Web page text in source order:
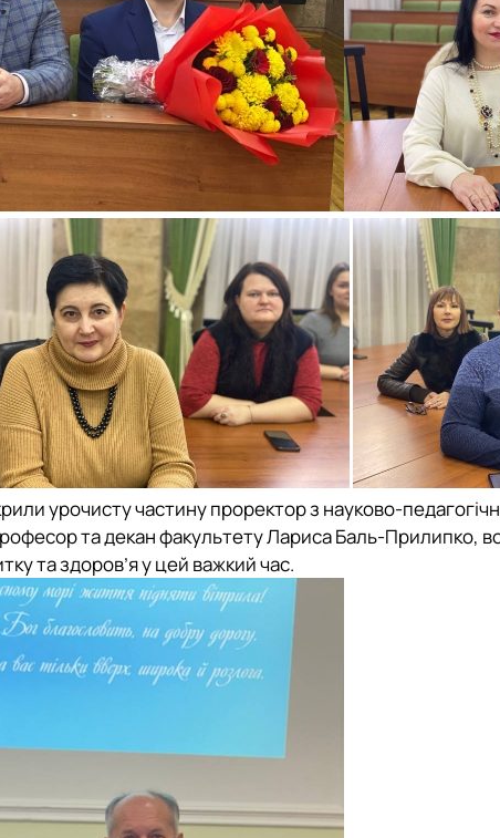
урочисту частину проректор з науково-
та декан факультету Лариса Баль-Прилипко,
та здоров’я у цей важкий час.